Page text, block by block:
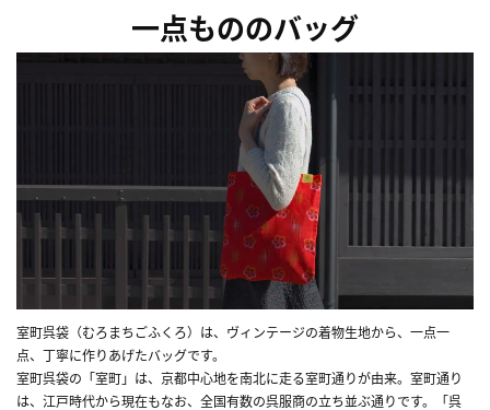
一点もののバッグ
室町呉袋（むろまちごふくろ）は、ヴィンテージの着物生地から、一点一
点、丁寧に作りあげたバッグです。
室町呉袋の「室町」は、京都中心地を南北に走る室町通りが由来。室町通り
は、江戸時代から現在もなお、全国有数の呉服商の立ち並ぶ通りです。「呉